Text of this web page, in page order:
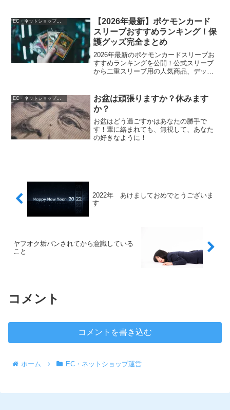
EC・ネットショップ運営
【2026年最新】ポケモンカード
スリーブおすすめランキング！保
護グッズ完全まとめ
2026年最新のポケモンカードスリーブお
すすめランキングを公開！公式スリーブ
から二重スリーブ用の人気商品、デッキ
EC・ネットショップ運営
お盆は頑張りますか？休みます
か？
お盆はどう過ごすかはあなたの勝手で
す！輩に絡まれても、無視して、あなた
の好きなように！
2022年 あけましておめでとうございま
す
ヤフオク垢バンされてから意識している
こと
コメント
コメントを書き込む
ホーム EC・ネットショップ運営